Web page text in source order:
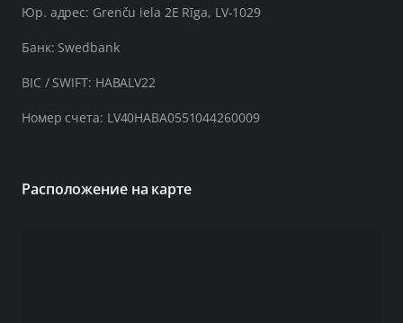
Юр. адрес: Grenču iela 2E Rīga, LV-1029
Банк: Swedbank
BIC / SWIFT: HABALV22
Номер счета: LV40HABA0551044260009
Расположение на карте